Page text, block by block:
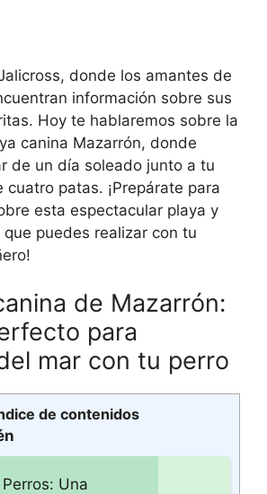
donde los amantes de
información sobre sus
Hoy te hablaremos sobre la
canina Mazarrón, donde
de un día soleado junto a tu
cuatro patas. ¡Prepárate para
esta espectacular playa y
puedes realizar con tu
de Mazarrón:
para
mar con tu perro
de contenidos
Una